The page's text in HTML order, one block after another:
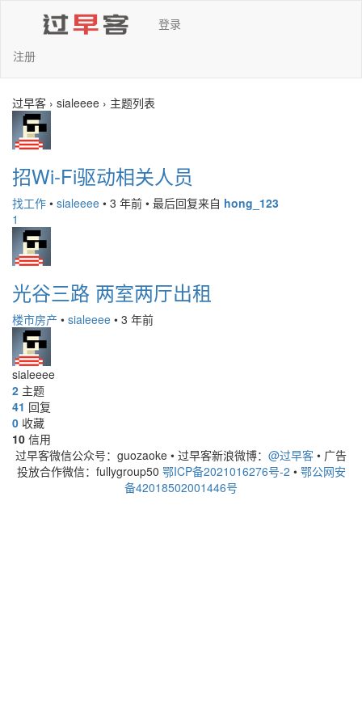
登录
注册
过早客 › sialeeee › 主题列表
招Wi-Fi驱动相关人员
找工作 • sialeeee • 3 年前 • 最后回复来自 hong_123
1
光谷三路 两室两厅出租
楼市房产 • sialeeee • 3 年前
sialeeee
2 主题
41 回复
0 收藏
10 信用
过早客微信公众号：guozaoke • 过早客新浪微博： @过早客 • 广告
投放合作微信：fullygroup50 鄂ICP备2021016276号-2 • 鄂公网安
备42018502001446号